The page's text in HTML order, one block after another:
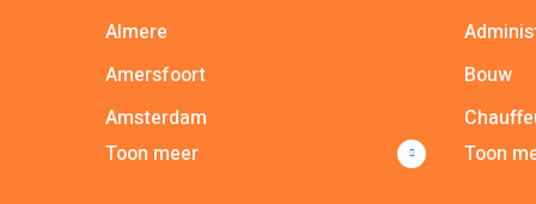
Almere
Amersfoort
Amsterdam
Apeldoorn
Toon meer
Bouw
Toon